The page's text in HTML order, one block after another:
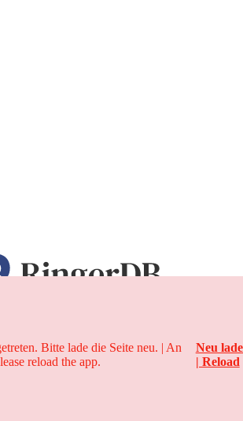
Jahre
Bitte lade die Seite neu. | An
reload the app.
Neu
| Reload